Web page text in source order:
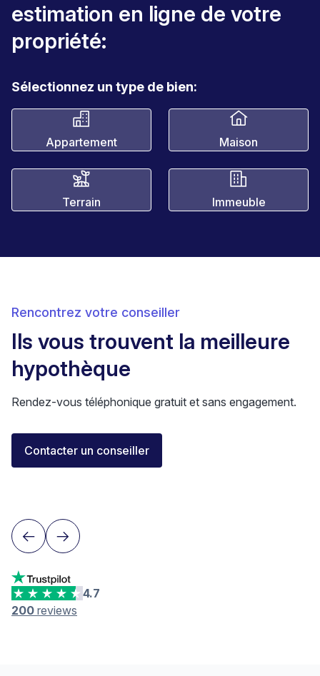
estimation en ligne de votre
propriété:
Sélectionnez un type de bien:
Appartement Maison
Terrain Immeuble
Rencontrez votre conseiller
Ils vous trouvent la meilleure
hypothèque
Rendez-vous téléphonique gratuit et sans engagement.
Contacter un conseiller
Florent Buser
Area Sales Director Romandie
4.7
200 reviews